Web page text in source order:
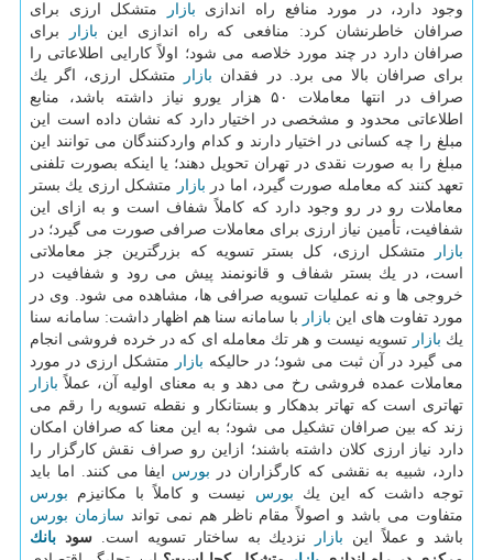
وجود دارد، در مورد منافع راه اندازی بازار
متشكل ارزی برای
صرافان خاطرنشان كرد: منافعی كه راه اندازی این بازار
برای
صرافان دارد در چند مورد خلاصه می شود؛ اولاً كارایی اطلاعاتی را
برای صرافان بالا می برد. در فقدان بازار
متشكل ارزی، اگر یك
صراف در انتها معاملات ۵۰ هزار یورو نیاز داشته باشد، منابع
اطلاعاتی محدود و مشخصی در اختیار دارد كه نشان داده است این
مبلغ را چه كسانی در اختیار دارند و كدام واردكنندگان می توانند این
مبلغ را به صورت نقدی در تهران تحویل دهند؛ یا اینكه بصورت تلفنی
تعهد كنند كه معامله صورت گیرد، اما در بازار
متشكل ارزی یك بستر
معاملات رو در رو وجود دارد كه كاملاً شفاف است و به ازای این
شفافیت، تأمین نیاز ارزی برای معاملات صرافی صورت می گیرد؛ در
بازار
متشكل ارزی، كل بستر تسویه كه بزرگترین جز معاملاتی
است، در یك بستر شفاف و قانونمند پیش می رود و شفافیت در
خروجی ها و نه عملیات تسویه صرافی ها، مشاهده می شود. وی در
مورد تفاوت های این بازار با سامانه سنا هم اظهار داشت: سامانه سنا
یك بازار تسویه نیست و هر تك معامله ای كه در خرده فروشی انجام
می گیرد در آن ثبت می شود؛ در حالیكه بازار
متشكل ارزی در مورد
معاملات عمده فروشی رخ می دهد و به معنای اولیه آن، عملاً بازار
تهاتری است كه تهاتر بدهكار و بستانكار و نقطه تسویه را رقم می
زند كه بین صرافان تشكیل می شود؛ به این معنا كه صرافان امكان
دارد نیاز ارزی كلان داشته باشند؛ ازاین رو صراف نقش كارگزار را
دارد، شبیه به نقشی كه كارگزاران در بورس ایفا می كنند. اما باید
توجه داشت كه این یك بورس نیست و كاملاً با مكانیزم بورس
متفاوت می باشد و اصولاً مقام ناظر هم نمی تواند سازمان بورس
باشد و عملاً این بازار نزدیك به ساختار تسویه است.سود بانك